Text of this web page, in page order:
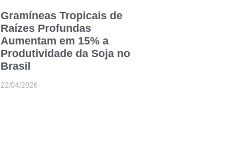
Gramíneas Tropicais de
Raízes Profundas
Aumentam em 15% a
Produtividade da Soja no
Brasil
22/04/2026